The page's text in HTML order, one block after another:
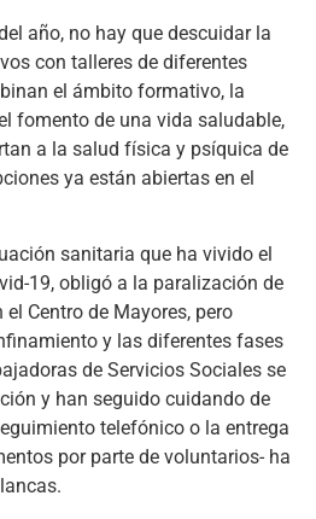
año, no hay que descuidar la
con talleres de diferentes
el ámbito formativo, la
fomento de una vida saludable,
a la salud física y psíquica de
ya están abiertas en el
sanitaria que ha vivido el
19, obligó a la paralización de
Centro de Mayores, pero
y las diferentes fases
de Servicios Sociales se
y han seguido cuidando de
telefónico o la entrega
por parte de voluntarios- ha